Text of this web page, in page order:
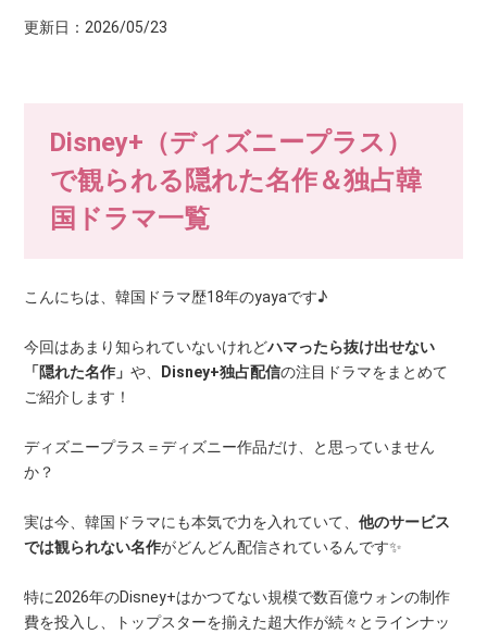
更新日：2026/05/23
Disney+（ディズニープラス）
で観られる隠れた名作＆独占韓
国ドラマ一覧
こんにちは、韓国ドラマ歴18年のyayaです♪
今回はあまり知られていないけれどハマったら抜け出せない
「隠れた名作」や、 Disney+独占配信の注目ドラマをまとめて
ご紹介します！
ディズニープラス＝ディズニー作品だけ、と思っていません
か？
実は今、韓国ドラマにも本気で力を入れていて、他のサービス
では観られない名作がどんどん配信されているんです✨
特に2026年のDisney+はかつてない規模で数百億ウォンの制作
費を投入し、トップスターを揃えた超大作が続々とラインナッ